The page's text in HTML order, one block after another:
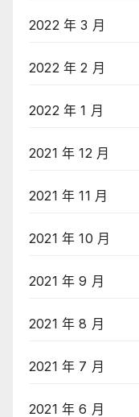
2022 年 3 月
2022 年 2 月
2022 年 1 月
2021 年 12 月
2021 年 11 月
2021 年 10 月
2021 年 9 月
2021 年 8 月
2021 年 7 月
2021 年 6 月